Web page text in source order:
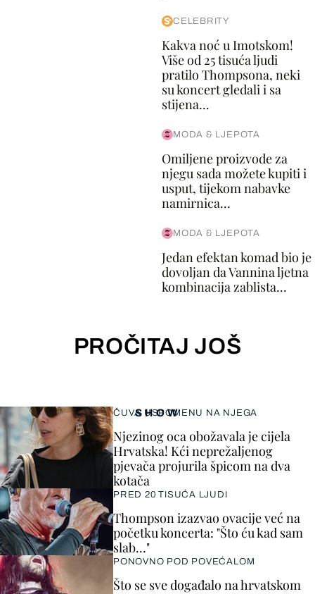
CELEBRITY
Kakva noć u Imotskom!
Više od 25 tisuća ljudi
pratilo Thompsona, neki
su koncert gledali i sa
stijena...
MODA & LJEPOTA
Omiljene proizvode za
njegu sada možete kupiti i
usput, tijekom nabavke
namirnica...
MODA & LJEPOTA
Jedan efektan komad bio je
dovoljan da Vannina ljetna
kombinacija zablista...
PROČITAJ JOŠ
SHOW
ČUVA USPOMENU NA NJEGA
Njezinog oca obožavala je cijela
Hrvatska! Kći neprežaljenog
pjevača projurila špicom na dva
kotača
PRED 20 TISUĆA LJUDI
Thompson izazvao ovacije već na
početku koncerta: "Što ću kad sam
slab..."
PONOVNO POD POVEĆALOM
Što se sve događalo na hrvatskom